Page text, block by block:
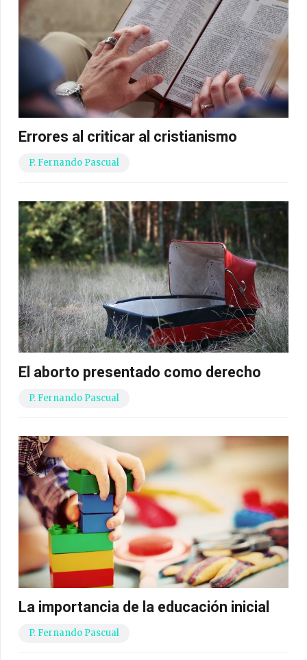
Errores al criticar al cristianismo
P. Fernando Pascual
El aborto presentado como derecho
P. Fernando Pascual
La importancia de la educación inicial
P. Fernando Pascual